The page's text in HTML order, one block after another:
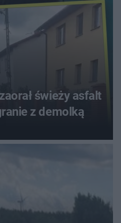
świeży asfalt
z demolką